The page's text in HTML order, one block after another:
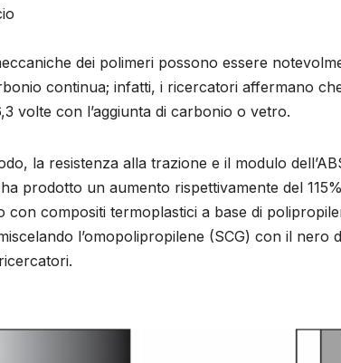
dei polimeri possono essere
continua; infatti, i ricercatori affermano
volte con l’aggiunta di carbonio o vetro.
la resistenza alla trazione e il modulo
prodotto un aumento rispettivamente del
con compositi termoplastici a base di
l’omopolipropilene (SCG) con il